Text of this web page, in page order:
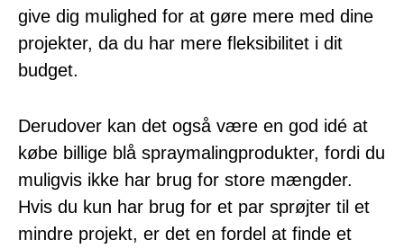
give dig mulighed for at gøre mere med dine
projekter, da du har mere fleksibilitet i dit
budget.
Derudover kan det også være en god idé at
købe billige blå spraymalingprodukter, fordi du
muligvis ikke har brug for store mængder.
Hvis du kun har brug for et par sprøjter til et
mindre projekt, er det en fordel at finde et